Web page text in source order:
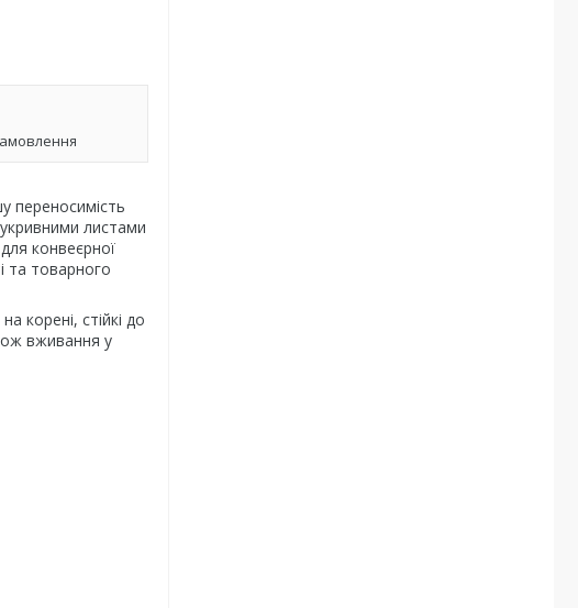
переносимість
листами
конвеєрної
та товарного
корені, стійкі до
вживання у